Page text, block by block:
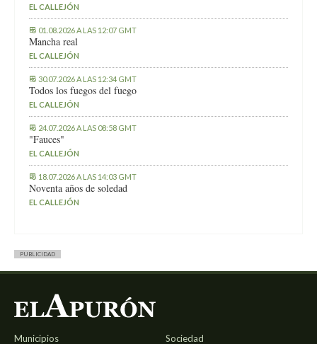
EL CALLEJÓN
01.08.2026 A LAS 12:07 GMT
Mancha real
EL CALLEJÓN
30.07.2026 A LAS 12:34 GMT
Todos los fuegos del fuego
EL CALLEJÓN
24.07.2026 A LAS 08:58 GMT
"Fauces"
EL CALLEJÓN
18.07.2026 A LAS 14:03 GMT
Noventa años de soledad
EL CALLEJÓN
PUBLICIDAD
Municipios Sociedad